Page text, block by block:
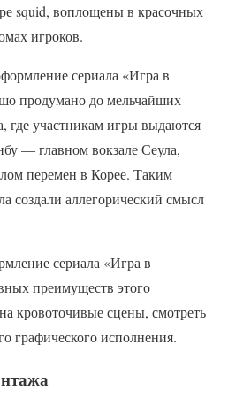
squid, воплощены в красочных
игроков.
сериала «Игра в
продумано до мельчайших
где участникам игры выдаются
— главном вокзале Сеула,
перемен в Корее. Таким
создали аллегорический смысл
сериала «Игра в
преимуществ этого
кровоточивые сцены, смотреть
графического исполнения.